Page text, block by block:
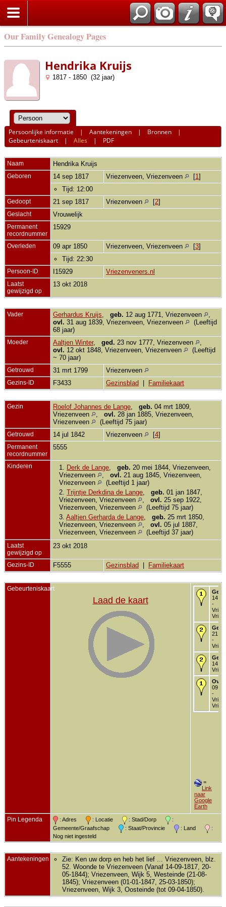
Our Family Genealogy Pages
Hendrika Kruijs
1817 - 1850 (32 jaar)
Persoonlijke informatie |Aantekeningen | Bronnen |
Gebeurteniskaart |Alles | PDF
Naam Hendrika Kruijs
Geboren 14 sep 1817 Vriezenveen, Vriezenveen [1 ]
Tijd: 12:00
Gedoopt 21 sep 1817 Vriezenveen [2]
Geslacht Vrouwelijk
Permanent
recordnummer
15929
Overleden 09 apr 1850 Vriezenveen, Vriezenveen [3]
Tijd: 22:30
Persoon-ID I15929 Vriezenveners.nl
Laatst
gewijzigd op
13 okt 2018
Vader Gerhardus Kruijs geb. 12 aug 1771, Vriezenveen
ovl. 31 aug 1839, Vriezenveen, Vriezenveen
(Leeftijd
68 jaar)
Moeder Aaltjen Winter, ged. 23 nov 1777, Vriezenveen
ovl. 12 okt 1848, Vriezenveen, Vriezenveen
(Leeftijd
~ 70 jaar)
Getrouwd 31 mrt 1799 Vriezenveen
Gezins-ID F3433 Gezinsblad Familiekaart
Gezin Roelof Johannes de Lange geb. 04 mrt 1809,
Vriezenveen
ovl. 28 jan 1885, Vriezenveen,
Vriezenveen
(Leeftijd 75 jaar)
Getrouwd 14 jul 1842 Vriezenveen [4]
Permanent
recordnummer
5555
Kinderen 1. Derk de Lange geb. 20 mei 1844, Vriezenveen,
Vriezenveen
ovl. 21 aug 1845, Vriezenveen,
Vriezenveen
(Leeftijd 1 jaar)
2. Trijntje Derkdina de Lange geb. 01 jan 1847,
Vriezenveen, Vriezenveen
ovl. 25 sep 1922,
Vriezenveen, Vriezenveen
(Leeftijd 75 jaar)
3. Aaltjen Gerharda de Lange geb. 25 mrt 1850,
Vriezenveen, Vriezenveen
ovl. 05 jul 1887,
Vriezenveen, Vriezenveen
(Leeftijd 37 jaar)
Laatst
gewijzigd op
23 okt 2018
Gezins-ID F5555 Gezinsblad Familiekaart
Gebeurteniskaart
Laad de kaart
14
-
21
-
14
09
-
=
Link
naar
Google
Earth
Pin Legenda : Adres : Locatie : Stad/Dorp
:
Gemeente/Graafschap
: Staat/Provincie : Land
:
Nog niet ingesteld
Aantekeningen
Zie: Ken uw dorp en heb het lief ... Vriezenveen, blz.
52. Woonde te Vriezenveen (Vanaf 14-09-1817, 20-
05-1844); Vriezenveen, Wijk 5, Westeinde (21-08-
1845); Vriezenveen (01-01-1847, 25-03-1850);
Vriezenveen, Wijk 3, Oosteinde (tot 09-04-1850).